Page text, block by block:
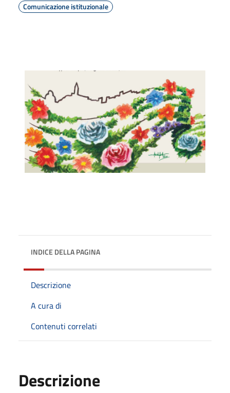
Comunicazione istituzionale
INDICE DELLA PAGINA
Descrizione
A cura di
Contenuti correlati
Descrizione